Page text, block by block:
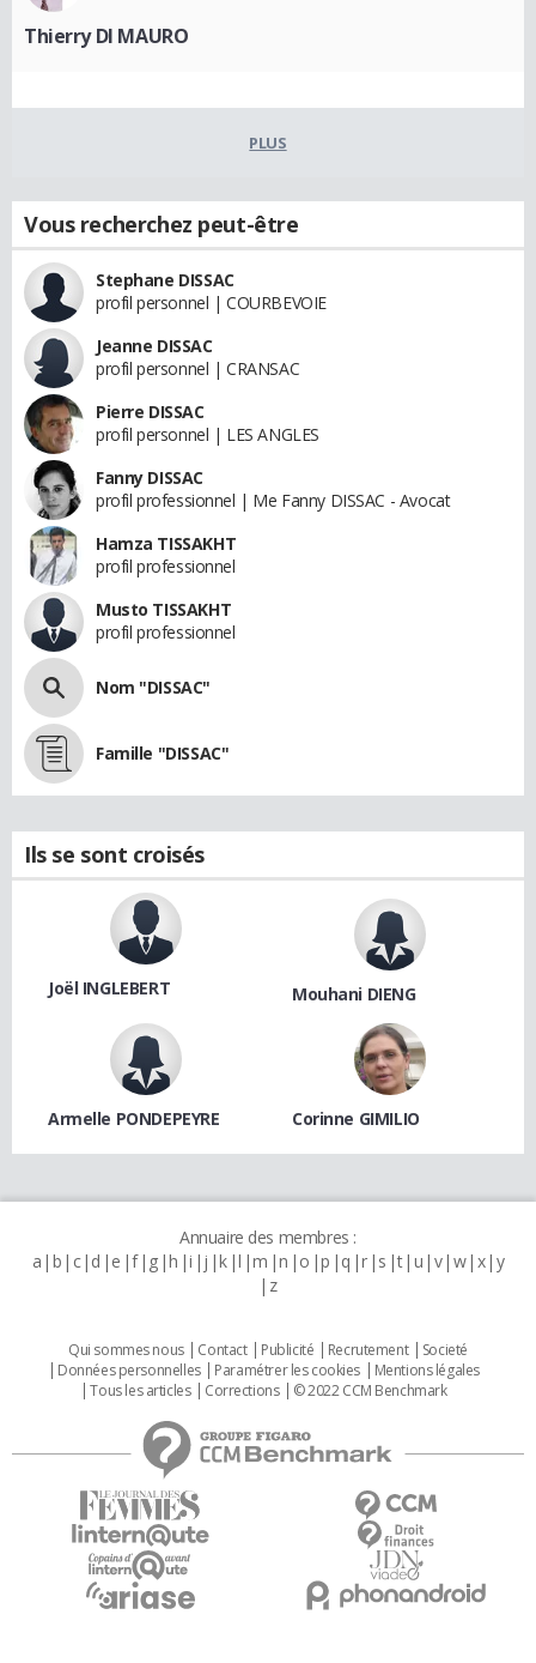
Thierry DI MAURO
PLUS
Vous recherchez peut-être
Stephane DISSAC
profil personnel | COURBEVOIE
Jeanne DISSAC
profil personnel | CRANSAC
Pierre DISSAC
profil personnel | LES ANGLES
Fanny DISSAC
profil professionnel | Me Fanny DISSAC - Avocat
Hamza TISSAKHT
profil professionnel
Musto TISSAKHT
profil professionnel
Nom "DISSAC"
Famille "DISSAC"
Ils se sont croisés
Joël INGLEBERT Mouhani DIENG
Armelle PONDEPEYRE Corinne GIMILIO
Annuaire des membres :
a b c d e f g h i j k l m n o p q r s t u v w x y
z
Qui sommes nous Contact Publicité Recrutement
Societé
Données personnelles
Paramétrer les cookies
Mentions légales
Tous les articles
Corrections © 2022 CCM Benchmark